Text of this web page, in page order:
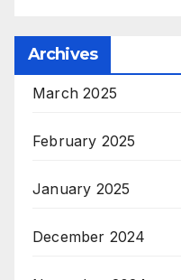
Archives
March 2025
February 2025
January 2025
December 2024